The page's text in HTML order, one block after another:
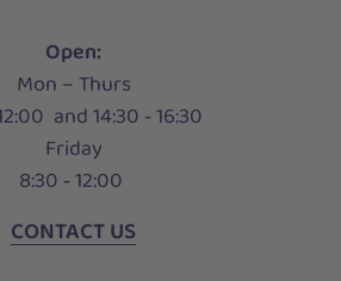
Open:
Mon – Thurs
and 14:30 ‑ 16:30
Friday
8:30 ‑ 12:00
CONTACT US